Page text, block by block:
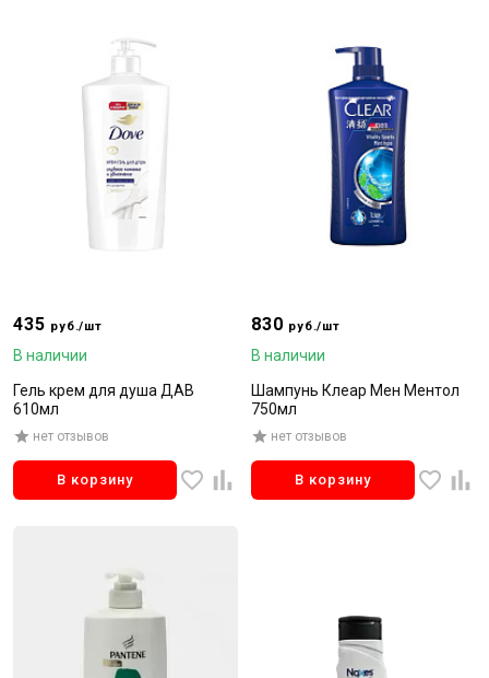
435 руб./шт
В наличии
Гель крем для душа ДАВ
610мл
нет отзывов
В корзину
830 руб./шт
В наличии
Шампунь Клеар Мен Ментол
750мл
нет отзывов
В корзину